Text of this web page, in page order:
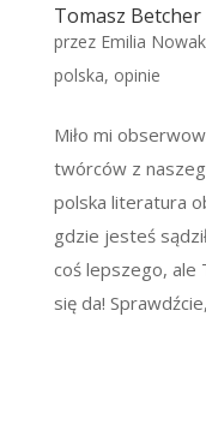
Tomasz
przez Emilia Nowak
polska, opinie
Miło mi
twórców z
polska literatura
gdzie jesteś
coś lepszego, ale
się da!